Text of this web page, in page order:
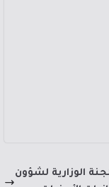
الوزارية لشؤون